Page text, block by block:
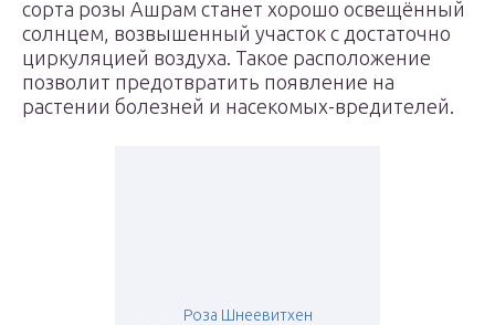
сорта розы Ашрам станет хорошо освещённый
солнцем, возвышенный участок с достаточно
циркуляцией воздуха. Такое расположение
позволит предотвратить появление на
растении болезней и насекомых-вредителей.
Роза Шнеевитхен